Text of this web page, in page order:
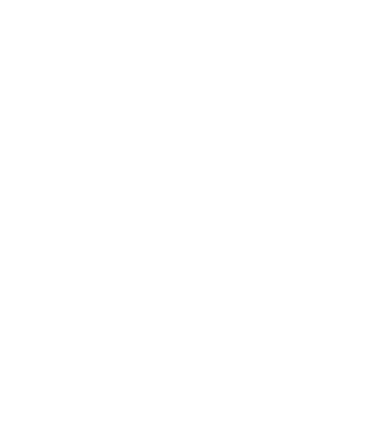
Xleton
der das Akku-Pack
gepaart mit einer Telegabel und
eine sportliche Optik, sondern auch
über eine moderate Sitzhöhe von 770
Größen.